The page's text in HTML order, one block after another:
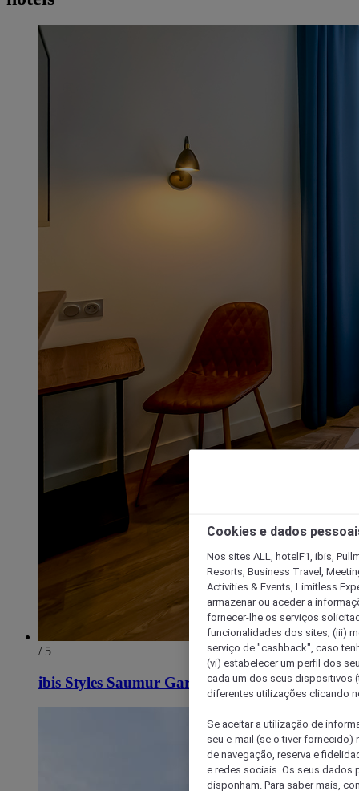
/ 5
ibis Styles Saumur Gare Centre
Cookies e dados
Nos sites ALL, hotelF1, ibis,
Resorts, Business Travel,
Activities & Events, Limitless
armazenar ou aceder a
fornecer-lhe os serviços
funcionalidades dos sites; (iii)
serviço de "cashback", caso
(vi) estabelecer um perfil dos
cada um dos seus dispositivos
diferentes utilizações clicando
Se aceitar a utilização de
seu e-mail (se o tiver
de navegação, reserva e
e redes sociais. Os seus dados
disponham. Para saber mais,